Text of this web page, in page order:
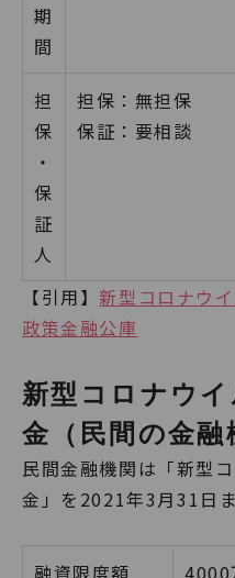
期
間
担
保
・
保
証
人
担保：無担保
保証：要相談
【引用】 新型コロナウ
政策金融公庫
新型コロナウ
金（民間の金融
民間金融機関は「新型
金」を2021年3月31日
融資限度額 4000